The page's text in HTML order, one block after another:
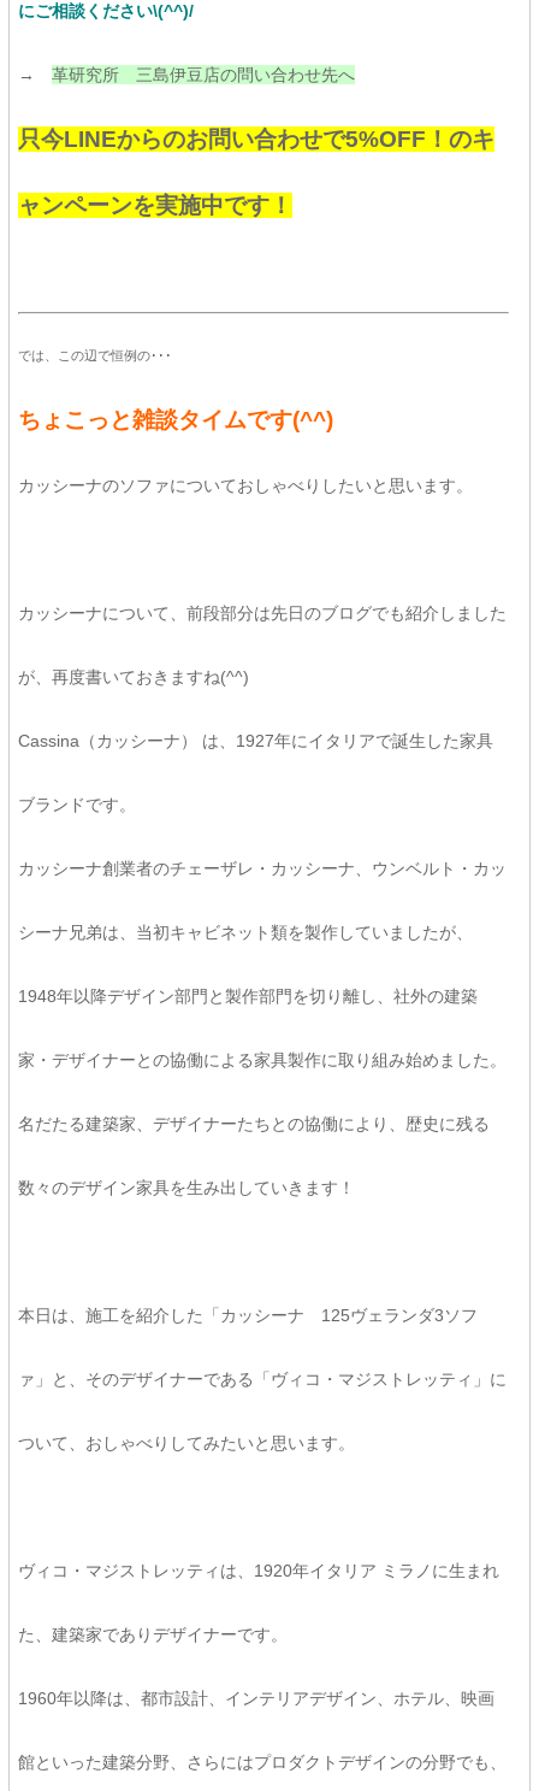
にご相談ください\(^^)/
→ 革研究所 三島伊豆店の問い合わせ先へ
只今LINEからのお問い合わせで5%OFF！のキ
ャンペーンを実施中です！
では、この辺で恒例の･･･
ちょこっと雑談タイムです(^^)
カッシーナのソファについておしゃべりしたいと思います。
カッシーナについて、前段部分は先日のブログでも紹介しました
が、再度書いておきますね(^^)
Cassina（カッシーナ） は、1927年にイタリアで誕生した家具
ブランドです。
カッシーナ創業者のチェーザレ・カッシーナ、ウンベルト・カッ
シーナ兄弟は、当初キャビネット類を製作していましたが、
1948年以降デザイン部門と製作部門を切り離し、社外の建築
家・デザイナーとの協働による家具製作に取り組み始めました。
名だたる建築家、デザイナーたちとの協働により、歴史に残る
数々のデザイン家具を生み出していきます！
本日は、施工を紹介した「カッシーナ 125ヴェランダ3ソフ
ァ」と、そのデザイナーである「ヴィコ・マジストレッティ」に
ついて、おしゃべりしてみたいと思います。
ヴィコ・マジストレッティは、1920年イタリア ミラノに生まれ
た、建築家でありデザイナーです。
1960年以降は、都市設計、インテリアデザイン、ホテル、映画
館といった建築分野、さらにはプロダクトデザインの分野でも、